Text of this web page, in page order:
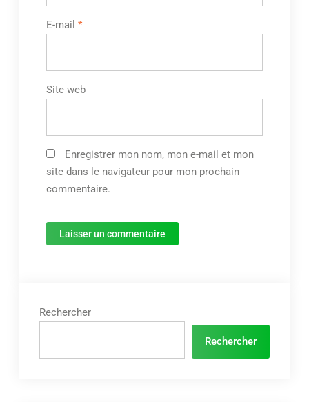
E-mail *
Site web
Enregistrer mon nom, mon e-mail et mon
site dans le navigateur pour mon prochain
commentaire.
Rechercher
Rechercher